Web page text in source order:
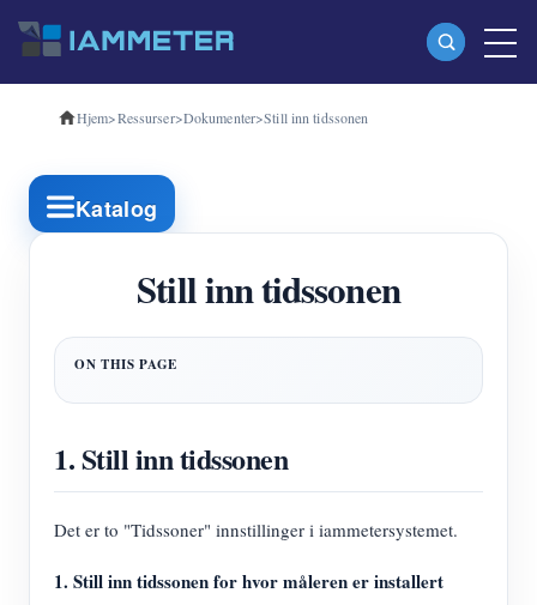
Produkter
Enfase Wi-Fi energimåler (WEM3080)
Trefase Wi-Fi energimåler (WEM3080T)
Trefase Wi-Fi energimåler (WEM3046T)
WiFi Power Controller
IAMMETER Cloud Pro
Selvbetjent tjeneste
EV lader
IAMMETER Simulator
Virtuell måler
Hjem>Ressurser>Dokumenter>Still inn tidssonen
Katalog
Still inn tidssonen
1. Still inn tidssonen
Det er to "Tidssoner" innstillinger i iammetersystemet.
1. Still inn tidssonen for hvor måleren er installert